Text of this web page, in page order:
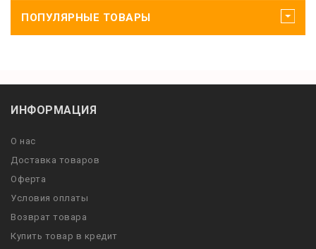
ПОПУЛЯРНЫЕ ТОВАРЫ
ИНФОРМАЦИЯ
О нас
Доставка товаров
Оферта
Условия оплаты
Возврат товара
Купить товар в кредит